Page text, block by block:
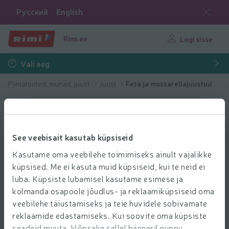
See veebisait kasutab küpsiseid
Kasutame oma veebilehe toimimiseks ainult vajalikke
küpsised. Me ei kasuta muid küpsiseid, kui te neid ei
luba. Küpsiste lubamisel kasutame esimese ja
kolmanda osapoole jõudlus- ja reklaamiküpsiseid oma
veebilehe täiustamiseks ja teie huvidele sobivamate
reklaamide edastamiseks. Kui soovite oma küpsiste
Русский English
Rimi.ee Logi sisse
Vali aeg
Piimatooted, munad, juust Juust Feta ja mozzarellajuustud